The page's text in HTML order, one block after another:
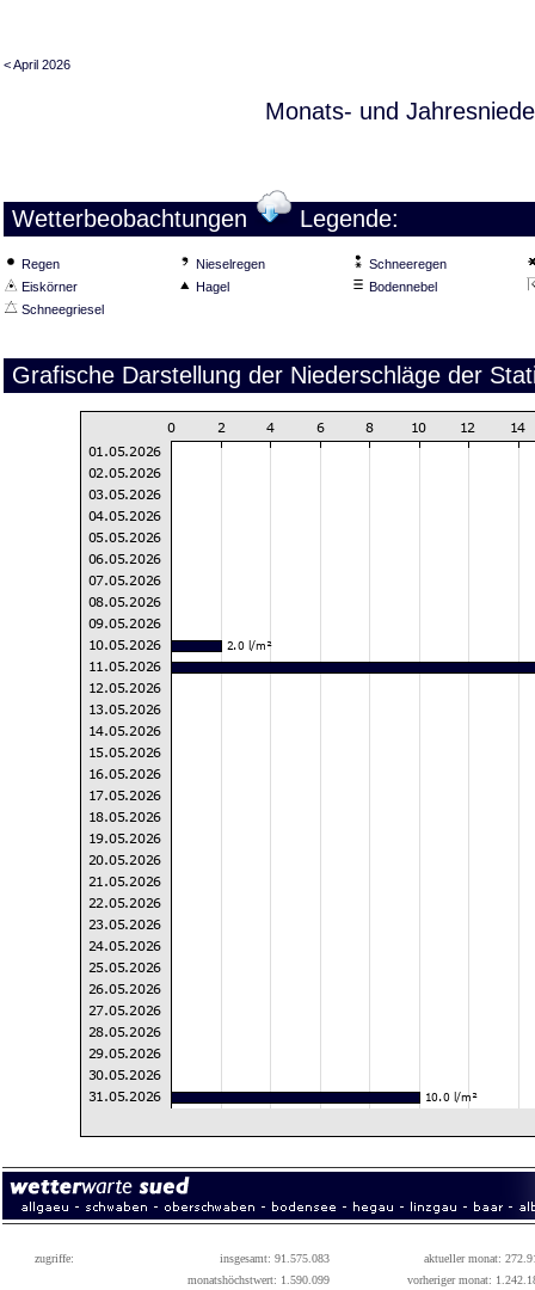
< April 2026
Monats- und
Wetterbeobachtungen Legende:
Regen Nieselregen
Schneeregen
Eiskörner
Hagel
Bodennebel
Schneegriesel
Grafische Darstellung der Niederschläge der
zugriffe: insgesamt: 91.575.083
aktueller monat:
monatshöchstwert: 1.590.099
vorheriger monat: